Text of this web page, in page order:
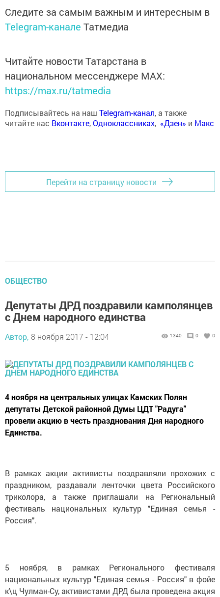
Следите за самым важным и интересным в
Telegram-канале Татмедиа
Читайте новости Татарстана в
национальном мессенджере MАХ:
https://max.ru/tatmedia
Подписывайтесь на наш Telegram-канал, а также
читайте нас Вконтакте,Одноклассниках, «Дзен» и Макс
Перейти на страницу новости
ОБЩЕСТВО
Депутаты ДРД поздравили камполянцев
с Днем народного единства
Автор, 8 ноября 2017 - 12:04 1340 0 0
4 ноября на центральных улицах Камских Полян
депутаты Детской районной Думы ЦДТ "Радуга"
провели акцию в честь празднования Дня народного
Единства.
В рамках акции активисты поздравляли прохожих с
праздником, раздавали ленточки цвета Российского
триколора, а также приглашали на Региональный
фестиваль национальных культур "Единая семья -
Россия".
5 ноября, в рамках Регионального фестиваля
национальных культур "Единая семья - Россия" в фойе
к\ц Чулман-Су, активистами ДРД была проведена акция